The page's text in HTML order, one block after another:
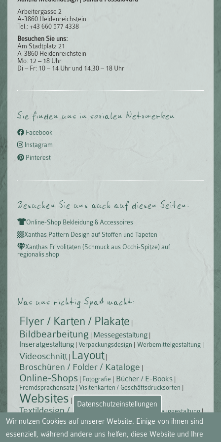
Arbeitergasse 2
A-3860 Heidenreichstein
Tel.: +43 660 577 4338
Besuchen Sie uns:
Am Stadtplatz 21
A-3860 Heidenreichstein
Mo: 12 – 18 Uhr
Di – Fr: 10 – 14 Uhr und 14.30 – 18 Uhr
Sie finden uns in sozialen Netzwerken
Facebook
Instagram
Pinterest
Besuchen Sie uns auch auf diesen Seiten:
Online-Shop Bekleidung & Accessoires
Xanthas Pattern Design auf Stoffen und Tapeten
Xanthas Frivolitäten (Schmuck aus Occhi-Spitze) auf
regionalis.shop
Was uns richtig Spaß macht:
Flyer / Karten / Plakate
Bildbearbeitung
Messegestaltung
Inseratgestaltung
Verpackungsdesign Werbemittelgestaltung
Videoschnitt Layout
Broschüren / Folder / Kataloge
Online-Shops Fotografie Bücher / E-Books
Fremdsprachensatz Visitenkarten / Geschäftsdrucksorten
Websites Übersetzungen Mobile Apps
Textildesign / Mustergestaltung Fahrzeuggestaltung
Transparente / Rollups Social Media
Logodesign Illustration
3D-Grafik
Datenschutzeinstellungen
Wir nutzen Cookies auf unserer Website. Einige von ihnen sind
essenziell, während andere uns helfen, diese Website und Ihre